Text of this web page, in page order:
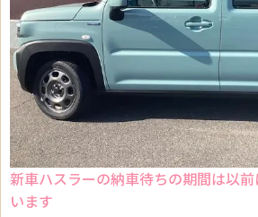
新車ハスラーの納車待ちの期間は以
います